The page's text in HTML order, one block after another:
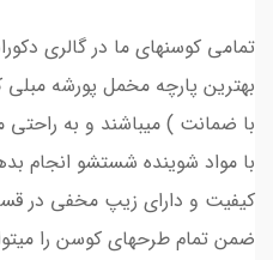
تمامی کوسنهای ما در گالری
بهترین پارچه مخمل پورشه
با ضمانت ) میباشند و به راحتی
با مواد شوینده شستشو انجام
کیفیت و دارای زیپ مخفی در
ضمن تمام طرحهای کوسن را